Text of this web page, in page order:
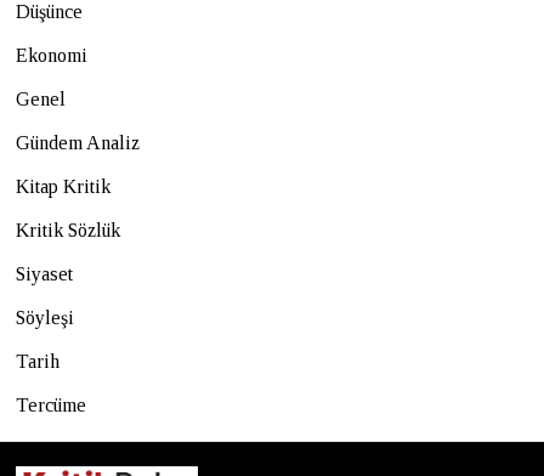
Düşünce
Ekonomi
Genel
Gündem Analiz
Kitap Kritik
Kritik Sözlük
Siyaset
Söyleşi
Tarih
Tercüme